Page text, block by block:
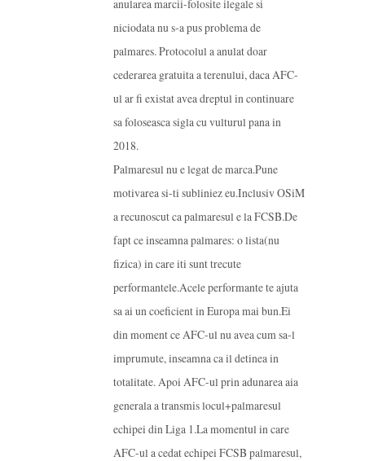
anularea marcii-folosite ilegale si
niciodata nu s-a pus problema de
palmares. Protocolul a anulat doar
cederarea gratuita a terenului, daca AFC-
ul ar fi existat avea dreptul in continuare
sa foloseasca sigla cu vulturul pana in
2018.
Palmaresul nu e legat de marca.Pune
motivarea si-ti subliniez eu.Inclusiv OSiM
a recunoscut ca palmaresul e la FCSB.De
fapt ce inseamna palmares: o lista(nu
fizica) in care iti sunt trecute
performantele.Acele performante te ajuta
sa ai un coeficient in Europa mai bun.Ei
din moment ce AFC-ul nu avea cum sa-l
imprumute, inseamna ca il detinea in
totalitate. Apoi AFC-ul prin adunarea aia
generala a transmis locul+palmaresul
echipei din Liga 1.La momentul in care
AFC-ul a cedat echipei FCSB palmaresul,